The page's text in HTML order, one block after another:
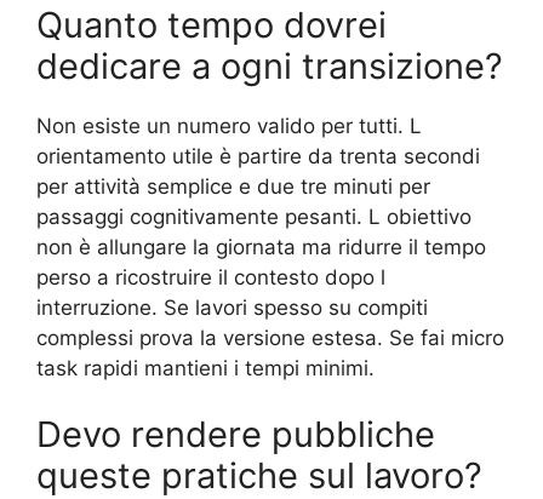
Quanto tempo dovrei
dedicare a ogni transizione?
Non esiste un numero valido per tutti. L
orientamento utile è partire da trenta secondi
per attività semplice e due tre minuti per
passaggi cognitivamente pesanti. L obiettivo
non è allungare la giornata ma ridurre il tempo
perso a ricostruire il contesto dopo l
interruzione. Se lavori spesso su compiti
complessi prova la versione estesa. Se fai micro
task rapidi mantieni i tempi minimi.
Devo rendere pubbliche
queste pratiche sul lavoro?